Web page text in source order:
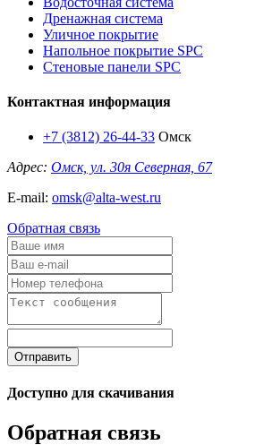
Дренажная система
Уличное покрытие
Напольное покрытие SPC
Стеновые панели SPC
Контактная информация
+7 (3812) 26-44-33 Омск
Адрес: Омск, ул. 30я Северная, 67
E-mail: omsk@alta-west.ru
Обратная связь
Отправить
Доступно для скачивания
Обратная связь